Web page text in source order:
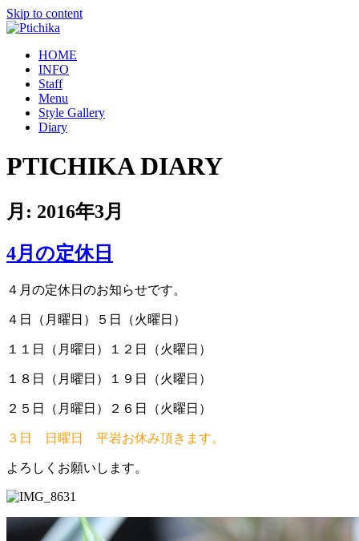
Skip to content
HOME
INFO
Staff
Menu
Style Gallery
Diary
PTICHIKA DIARY
月: 2016年3月
4月の定休日
４月の定休日のお知らせです。
４日（月曜日）５日（火曜日）
１１日（月曜日）１２日（火曜日）
１８日（月曜日）１９日（火曜日）
２５日（月曜日）２６日（火曜日）
３日 日曜日 平岩お休み頂きます。
よろしくお願いします。